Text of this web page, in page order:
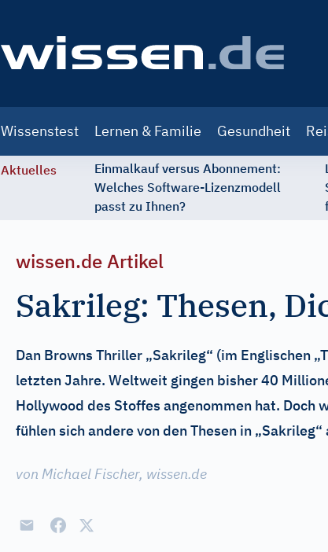
navigation
Wissenstest Lernen & Familie Gesundheit
Aktuelles
Einmalkauf versus Abonnement:
Welches Software-Lizenzmodell
passt zu Ihnen?
wissen.de Artikel
Sakrileg: Thesen,
Dan Browns Thriller „Sakrileg“ (im Englischen
letzten Jahre. Weltweit gingen bisher 40
Hollywood des Stoffes angenommen hat. Doch
fühlen sich andere von den Thesen in
von Michael Fischer, wissen.de